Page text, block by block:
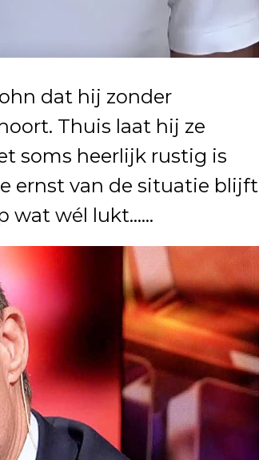
dat hij zonder
Thuis laat hij ze
soms heerlijk rustig is
ernst van de situatie blijft
wat wél lukt……